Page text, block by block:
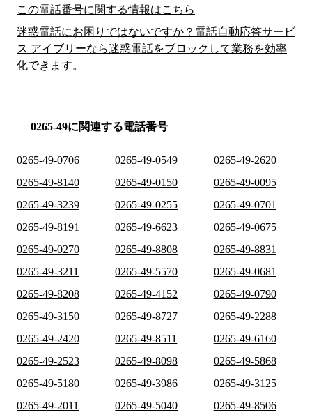
この電話番号に関する情報はこちら
迷惑電話にお困りではないですか？電話自動応答サービ
ス アイブリーなら迷惑電話をブロックして業務を効率
化できます。
0265-49に関連する電話番号
0265-49-0706 0265-49-0549
0265-49-2620
0265-49-8140
0265-49-0150
0265-49-0095
0265-49-3239
0265-49-0255
0265-49-0701
0265-49-8191
0265-49-6623
0265-49-0675
0265-49-0270
0265-49-8808
0265-49-8831
0265-49-3211
0265-49-5570
0265-49-0681
0265-49-8208
0265-49-4152
0265-49-0790
0265-49-3150
0265-49-8727
0265-49-2288
0265-49-2420
0265-49-8511
0265-49-6160
0265-49-2523
0265-49-8098
0265-49-5868
0265-49-5180
0265-49-3986
0265-49-3125
0265-49-2011
0265-49-5040
0265-49-8506